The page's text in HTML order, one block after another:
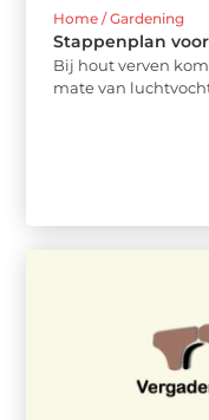
Home / Gardening
Stappenplan
Bij hout verven
mate van